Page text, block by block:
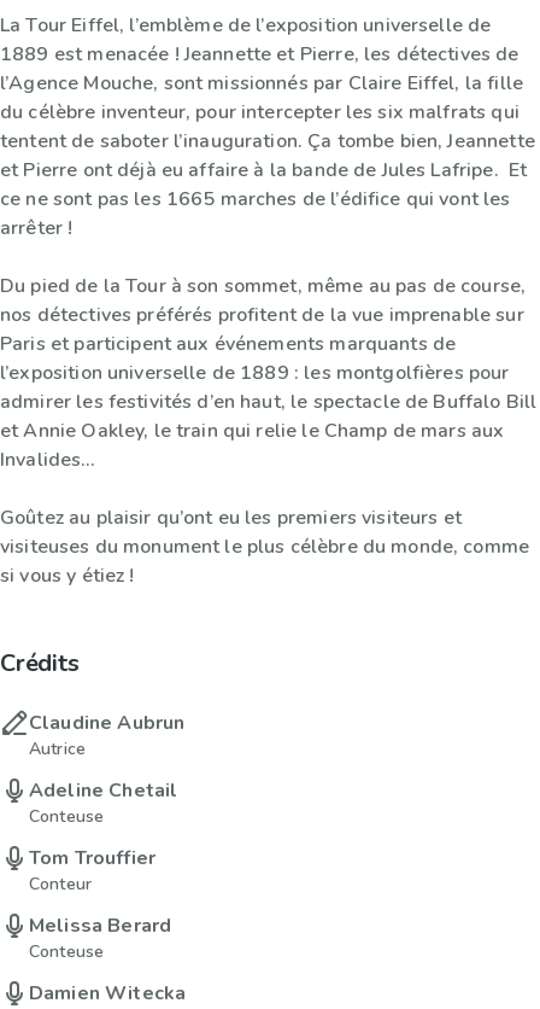
La Tour Eiffel, l’emblème de l’exposition universelle de
1889 est menacée ! Jeannette et Pierre, les détectives de
l’Agence Mouche, sont missionnés par Claire Eiffel, la fille
du célèbre inventeur, pour intercepter les six malfrats qui
tentent de saboter l’inauguration. Ça tombe bien, Jeannette
et Pierre ont déjà eu affaire à la bande de Jules Lafripe. Et
ce ne sont pas les 1665 marches de l’édifice qui vont les
arrêter !
Du pied de la Tour à son sommet, même au pas de course,
nos détectives préférés profitent de la vue imprenable sur
Paris et participent aux événements marquants de
l’exposition universelle de 1889 : les montgolfières pour
admirer les festivités d’en haut, le spectacle de Buffalo Bill
et Annie Oakley, le train qui relie le Champ de mars aux
Invalides…
Goûtez au plaisir qu’ont eu les premiers visiteurs et
visiteuses du monument le plus célèbre du monde, comme
si vous y étiez !
Crédits
Claudine Aubrun
Autrice
Adeline Chetail
Conteuse
Tom Trouffier
Conteur
Melissa Berard
Conteuse
Damien Witecka